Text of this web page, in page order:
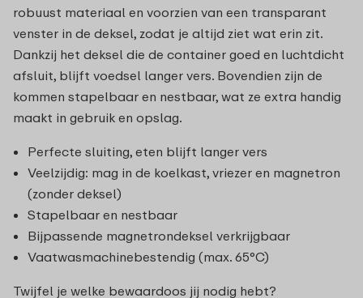
robuust materiaal en voorzien van een transparant
venster in de deksel, zodat je altijd ziet wat erin zit.
Dankzij het deksel die de container goed en luchtdicht
afsluit, blijft voedsel langer vers. Bovendien zijn de
kommen stapelbaar en nestbaar, wat ze extra handig
maakt in gebruik en opslag.
Perfecte sluiting, eten blijft langer vers
Veelzijdig: mag in de koelkast, vriezer en magnetron
(zonder deksel)
Stapelbaar en nestbaar
Bijpassende magnetrondeksel verkrijgbaar
Vaatwasmachinebestendig (max. 65°C)
Twijfel je welke bewaardoos jij nodig hebt?